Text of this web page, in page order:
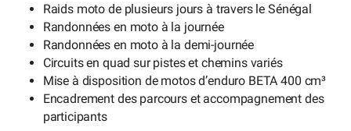
Raids moto de plusieurs jours à travers le Sénégal
Randonnées en moto à la journée
Randonnées en moto à la demi-journée
Circuits en quad sur pistes et chemins variés
Mise à disposition de motos d’enduro BETA 400 cm³
Encadrement des parcours et accompagnement des
participants